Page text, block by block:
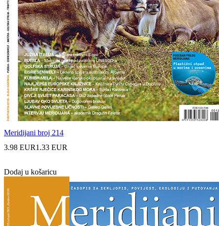
Meridijani broj 214
3.98 EUR1.33 EUR
Dodaj u košaricu